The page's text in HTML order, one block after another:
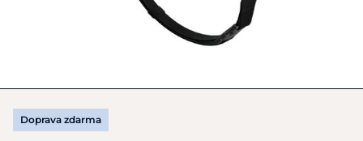
Doprava zdarma